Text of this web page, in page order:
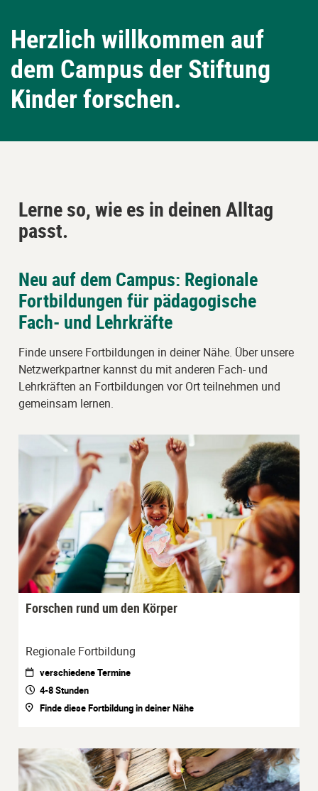
Herzlich willkommen auf
dem Campus der Stiftung
Kinder forschen.
Lerne so, wie es in deinen Alltag
passt.
Block
Piastrelle
überspringen
Neu auf dem Campus: Regionale
Fortbildungen für pädagogische
Fach- und Lehrkräfte
Finde unsere Fortbildungen in deiner Nähe. Über unsere
Netzwerkpartner kannst du mit anderen Fach- und
Lehrkräften an Fortbildungen vor Ort teilnehmen und
gemeinsam lernen.
Forschen rund um den Körper
Regionale Fortbildung
verschiedene Termine
4-8 Stunden
Finde diese Fortbildung in deiner Nähe